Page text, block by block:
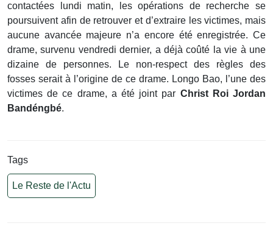
contactées lundi matin, les opérations de recherche se
poursuivent afin de retrouver et d’extraire les victimes, mais
aucune avancée majeure n’a encore été enregistrée. Ce
drame, survenu vendredi dernier, a déjà coûté la vie à une
dizaine de personnes. Le non-respect des règles des
fosses serait à l’origine de ce drame. Longo Bao, l’une des
victimes de ce drame, a été joint par Christ Roi Jordan
Bandéngbé.
Tags
Le Reste de l'Actu